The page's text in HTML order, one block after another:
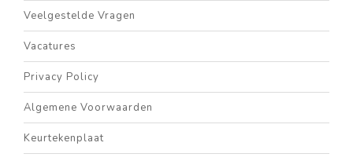
Veelgestelde Vragen
Vacatures
Privacy Policy
Algemene Voorwaarden
Keurtekenplaat